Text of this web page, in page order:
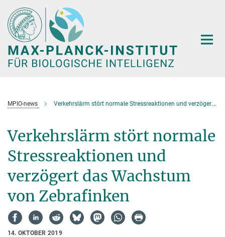
Hauptinhalt
MPIO-news Verkehrslärm stört normale Stressreaktionen und verzögert das Wachstum von Zebrafinken
Verkehrslärm stört normale
Stressreaktionen und
verzögert das Wachstum
von Zebrafinken
14. OKTOBER 2019